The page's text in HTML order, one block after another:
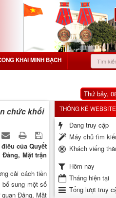
KHAI MINH BẠCH
Thứ bảy,
chức khối
của Quyết
Mặt trận
cải cách tiền
sung một số
Đảng, Mặt
THỐNG KÊ WEBSITE
Đang truy cập
Máy chủ tìm
Khách viếng
Hôm nay
Tháng hiện tại
Tổng lượt truy